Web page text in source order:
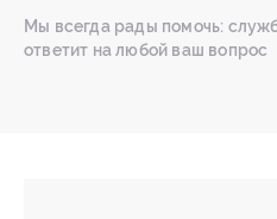
Мы всегда рады помочь:
ответит на любой ваш вопрос